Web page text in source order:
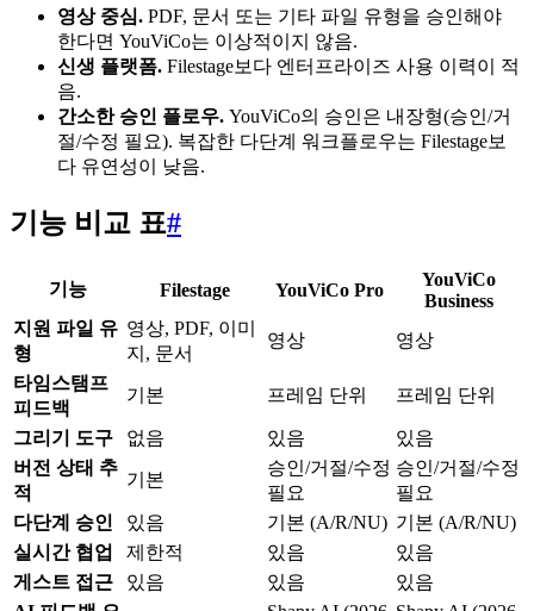
영상 중심. PDF, 문서 또는 기타 파일 유형을 승인해야
한다면 YouViCo는 이상적이지 않음.
신생 플랫폼. Filestage보다 엔터프라이즈 사용 이력이 적
음.
간소한 승인 플로우. YouViCo의 승인은 내장형(승인/거
절/수정 필요). 복잡한 다단계 워크플로우는 Filestage보
다 유연성이 낮음.
기능 비교 표#
기능 Filestage YouViCo Pro
YouViCo
Business
지원 파일 유
형
영상, PDF, 이미
지, 문서
영상 영상
타임스탬프
피드백
기본 프레임 단위 프레임 단위
그리기 도구 없음 있음
있음
버전 상태 추
적
기본
승인/거절/수정
필요
승인/거절/수정
필요
다단계 승인
있음 기본 (A/R/NU) 기본 (A/R/NU)
실시간 협업
제한적 있음
있음
게스트 접근
있음 있음
있음